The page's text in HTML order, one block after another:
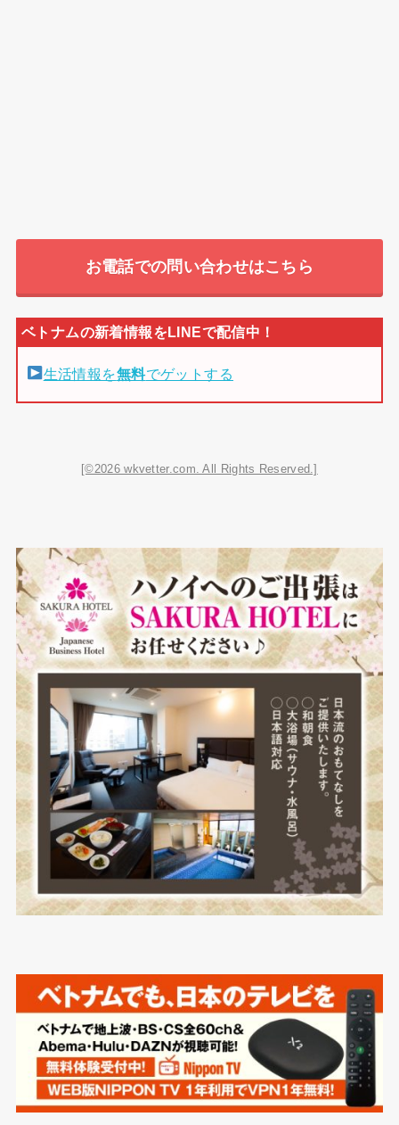
お電話での問い合わせはこちら
生活情報を無料でゲットする
[©2026 wkvetter.com. All Rights Reserved.]